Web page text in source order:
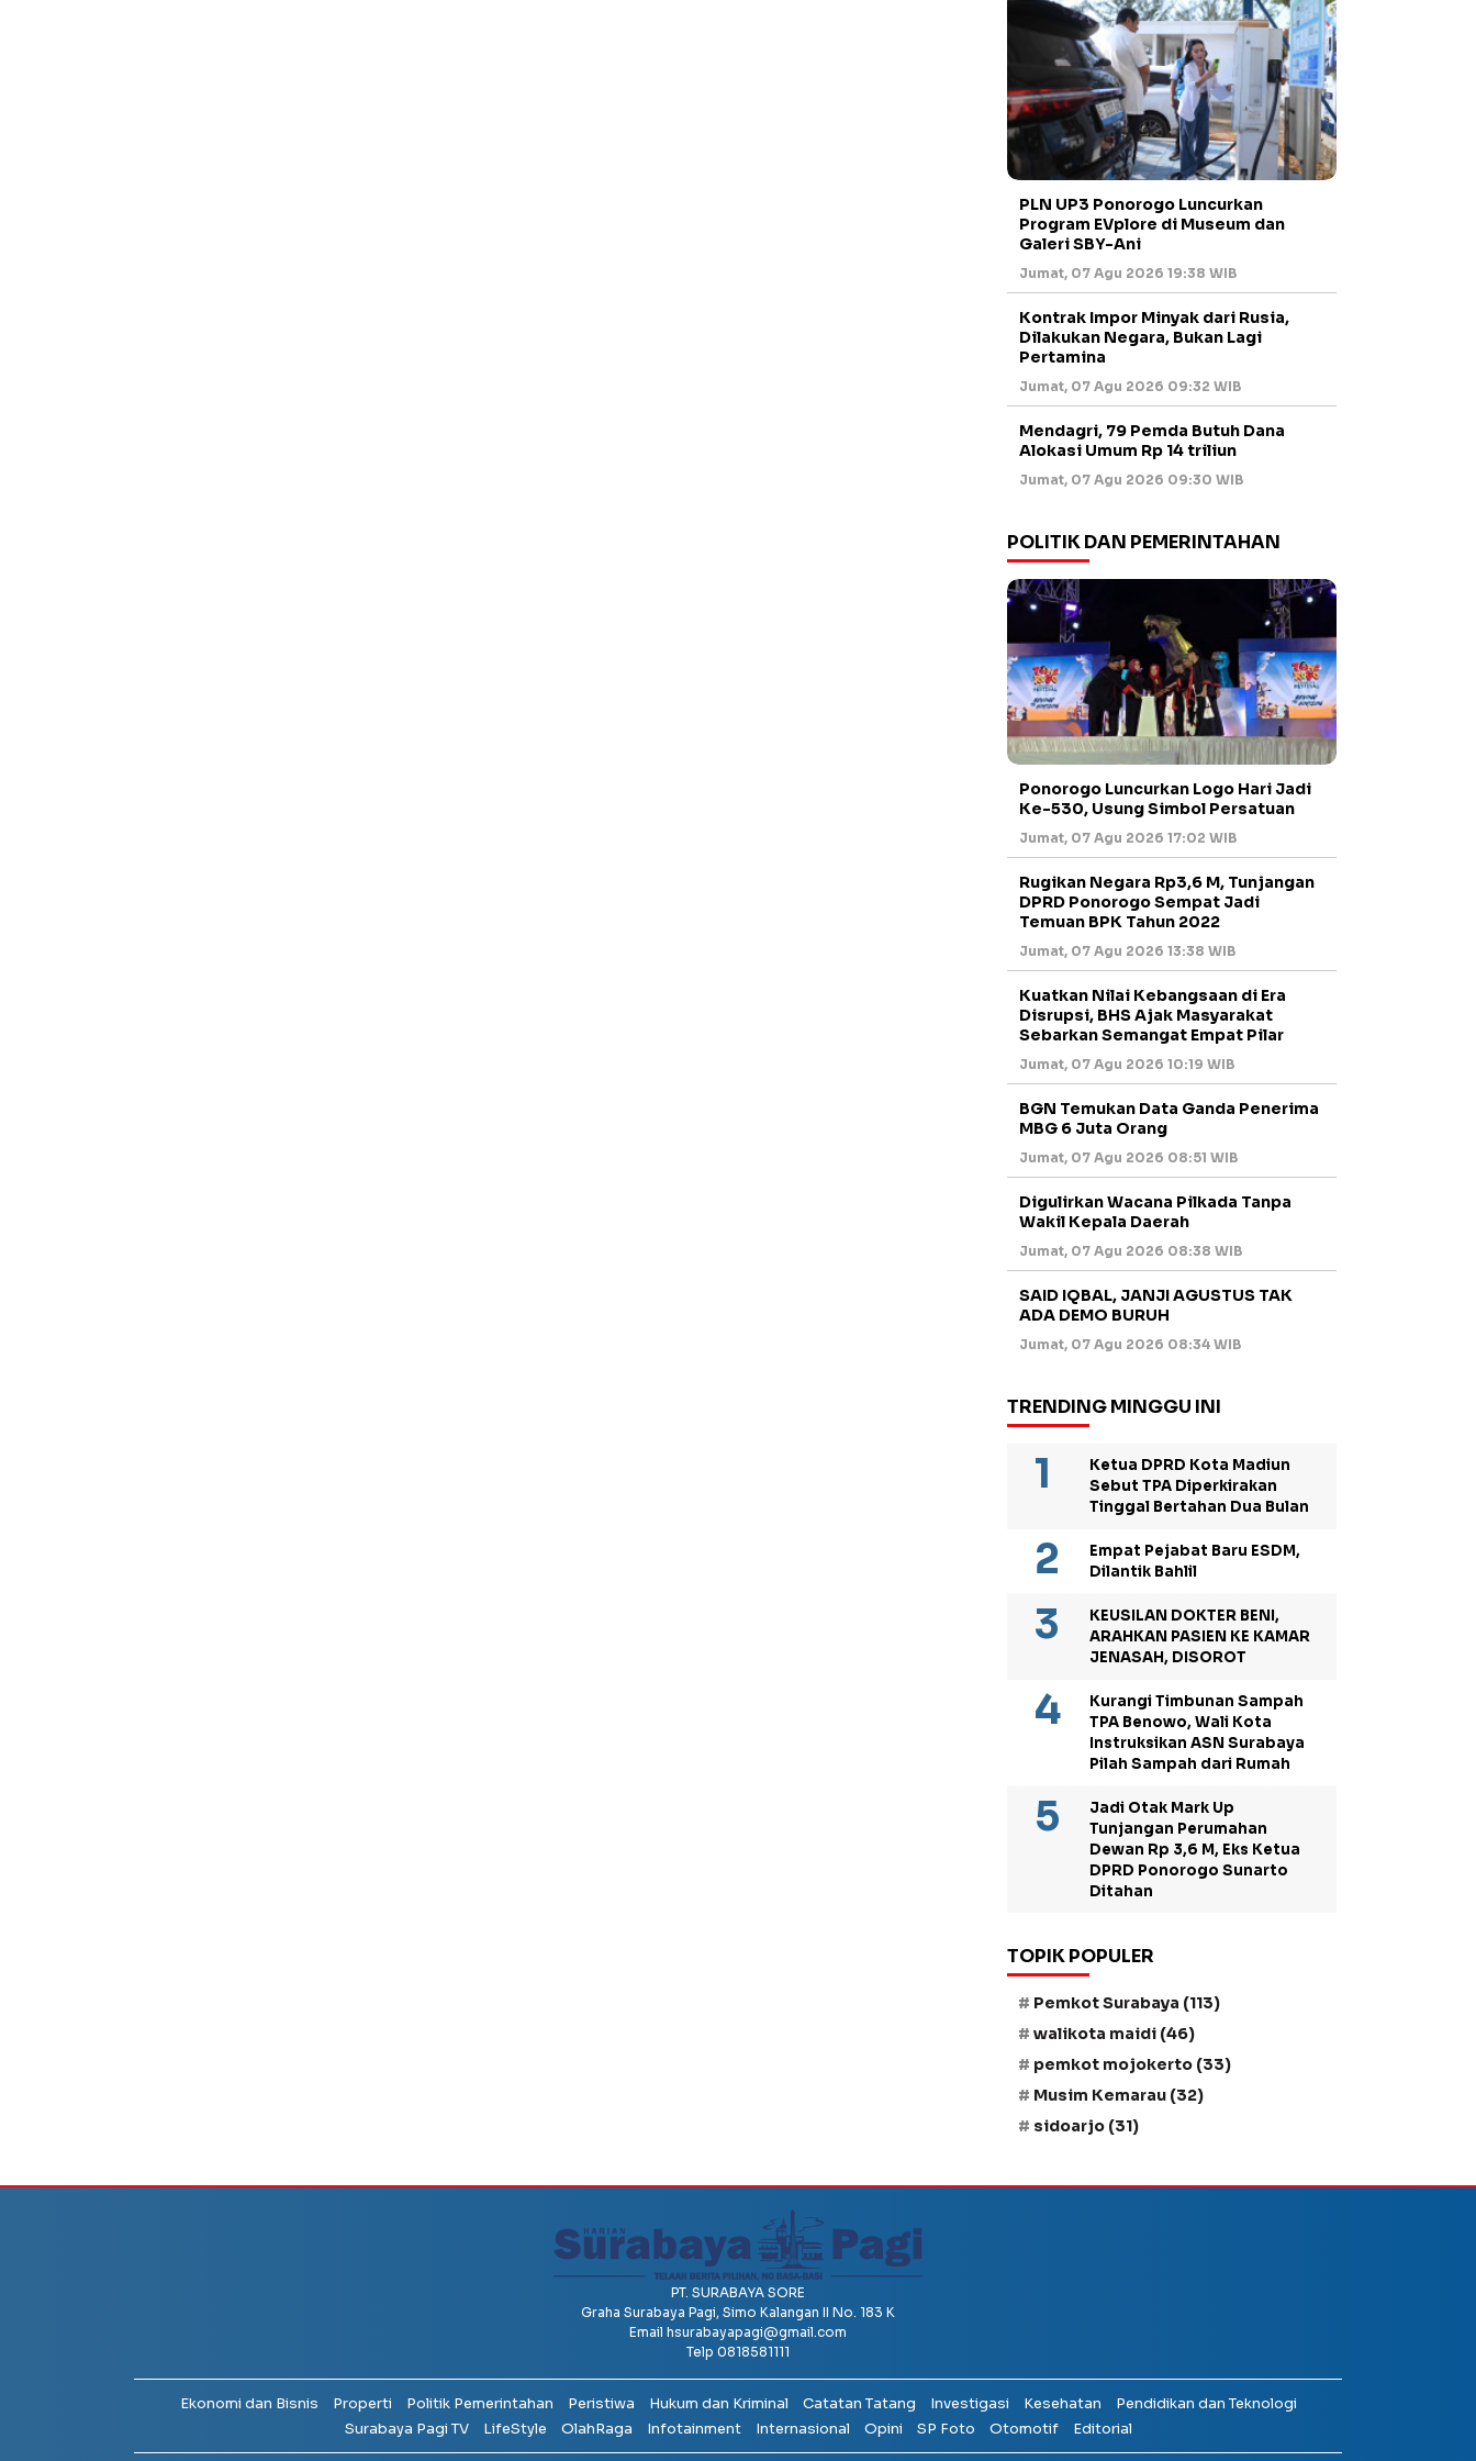
PLN UP3 Ponorogo Luncurkan
Program EVplore di Museum dan
Galeri SBY-Ani
Jumat, 07 Agu 2026 19:38 WIB
Kontrak Impor Minyak dari Rusia,
Dilakukan Negara, Bukan Lagi
Pertamina
Jumat, 07 Agu 2026 09:32 WIB
Mendagri, 79 Pemda Butuh Dana
Alokasi Umum Rp 14 triliun
Jumat, 07 Agu 2026 09:30 WIB
POLITIK DAN PEMERINTAHAN
Ponorogo Luncurkan Logo Hari Jadi
Ke-530, Usung Simbol Persatuan
Jumat, 07 Agu 2026 17:02 WIB
Rugikan Negara Rp3,6 M, Tunjangan
DPRD Ponorogo Sempat Jadi
Temuan BPK Tahun 2022
Jumat, 07 Agu 2026 13:38 WIB
Kuatkan Nilai Kebangsaan di Era
Disrupsi, BHS Ajak Masyarakat
Sebarkan Semangat Empat Pilar
Jumat, 07 Agu 2026 10:19 WIB
BGN Temukan Data Ganda Penerima
MBG 6 Juta Orang
Jumat, 07 Agu 2026 08:51 WIB
Digulirkan Wacana Pilkada Tanpa
Wakil Kepala Daerah
Jumat, 07 Agu 2026 08:38 WIB
SAID IQBAL, JANJI AGUSTUS TAK
ADA DEMO BURUH
Jumat, 07 Agu 2026 08:34 WIB
TRENDING MINGGU INI
Ketua DPRD Kota Madiun
Sebut TPA Diperkirakan
Tinggal Bertahan Dua Bulan
Empat Pejabat Baru ESDM,
Dilantik Bahlil
KEUSILAN DOKTER BENI,
ARAHKAN PASIEN KE KAMAR
JENASAH, DISOROT
Kurangi Timbunan Sampah
TPA Benowo, Wali Kota
Instruksikan ASN Surabaya
Pilah Sampah dari Rumah
Jadi Otak Mark Up
Tunjangan Perumahan
Dewan Rp 3,6 M, Eks Ketua
DPRD Ponorogo Sunarto
Ditahan
TOPIK POPULER
Pemkot Surabaya (113)
walikota maidi (46)
pemkot mojokerto (33)
Musim Kemarau (32)
sidoarjo (31)
PT. SURABAYA SORE
Graha Surabaya Pagi, Simo Kalangan II No. 183 K
Email hsurabayapagi@gmail.com
Telp 0818581111
Ekonomi dan Bisnis Properti Politik Pemerintahan Peristiwa Hukum dan Kriminal Catatan Tatang Investigasi Kesehatan
Pendidikan dan Teknologi
Surabaya Pagi TV
LifeStyle OlahRaga Infotainment Internasional Opini SP Foto Otomotif Editorial